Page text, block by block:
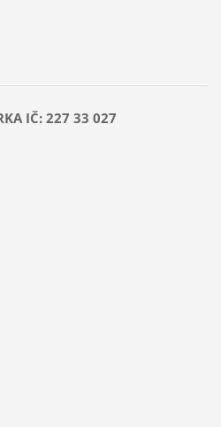
IČ: 227 33 027